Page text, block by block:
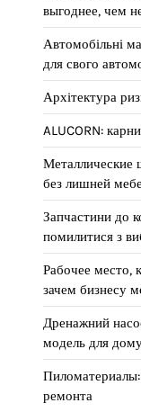
выгоднее, чем
Автомобільні
для свого
Архітектура
ALUCORN:
Металлические
без лишней
Запчастини до
помилитися з
Рабочее место,
зачем бизнесу
Дренажний
модель для
Пиломатериалы:
ремонта